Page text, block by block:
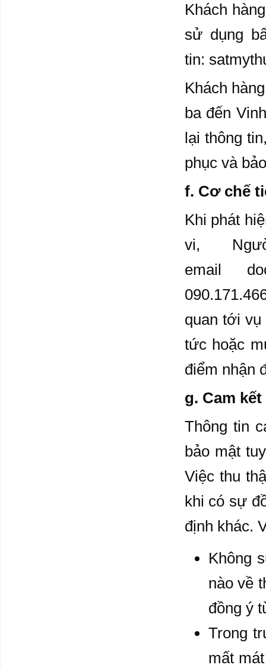
Khách
sử dụng
tin:
Khách
ba đến
lại thông
phục và
f. Cơ chế
Khi phát
vi,
email
quan tới vụ
tức hoặc
điểm nhận
g. Cam
Thông tin
bảo mật
Việc thu
khi có sự
định khác.
Không
nào về
đồng ý
Trong
mất